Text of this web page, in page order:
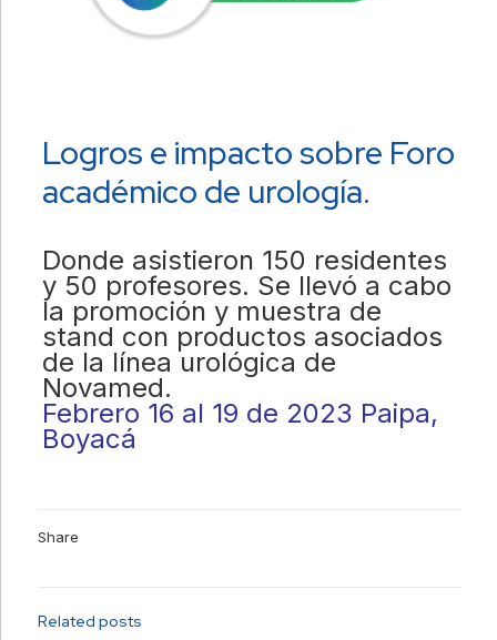
Logros e impacto sobre Foro
académico de urología.
Donde asistieron 150 residentes
y 50 profesores. Se llevó a cabo
la promoción y muestra de
stand con productos asociados
de la línea urológica de
Novamed.
Febrero 16 al 19 de 2023 Paipa,
Boyacá
Share
Related posts